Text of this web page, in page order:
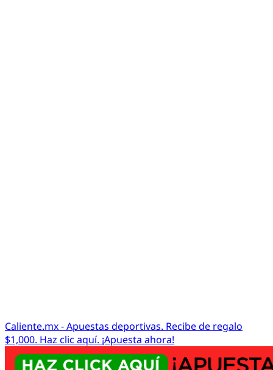
Caliente.mx - Apuestas deportivas. Recibe de regalo
$1,000. Haz clic aquí. ¡Apuesta ahora!